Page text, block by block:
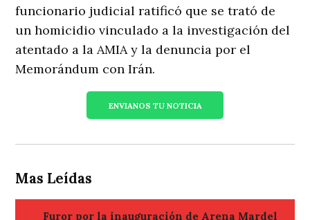
funcionario judicial ratificó que se trató de
un homicidio vinculado a la investigación del
atentado a la AMIA y la denuncia por el
Memorándum con Irán.
ENVIANOS TU NOTICIA
Mas Leídas